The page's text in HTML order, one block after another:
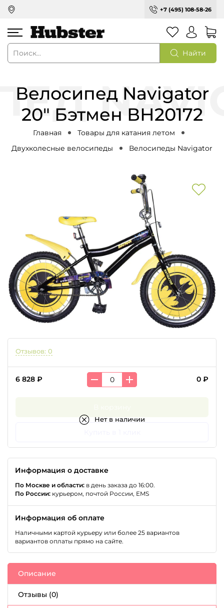
+7 (495) 108-58-26
Найти
Велосипед Navigator
20" Бэтмен ВН20172
Главная
Товары для катания летом
Двухколесные велосипеды
Велосипеды Navigator
Отзывов: 0
6 828 ₽ 0 ₽
Нет в наличии
Информация о доставке
По Москве и области: в день заказа до 16:00.
По России: курьером, почтой России, EMS
Информация об оплате
Наличными картой курьеру или более 25 вариантов
вариантов оплаты прямо на сайте.
Описание
Отзывы (0)